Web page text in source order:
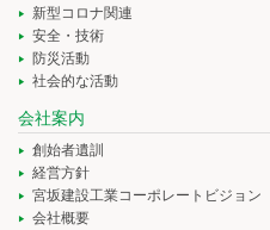
新型コロナ関連
安全・技術
防災活動
社会的な活動
会社案内
創始者遺訓
経営方針
宮坂建設工業コーポレートビジョン
会社概要